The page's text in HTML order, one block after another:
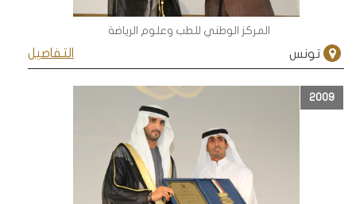
المركز الوطني للطب وعلوم الرياضة
التفاصيل تونس
2009